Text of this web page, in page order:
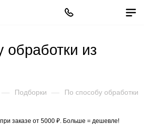
обработки из
— Подборки — По способу обработки
при заказе от 5000 ₽. Больше = дешевле!